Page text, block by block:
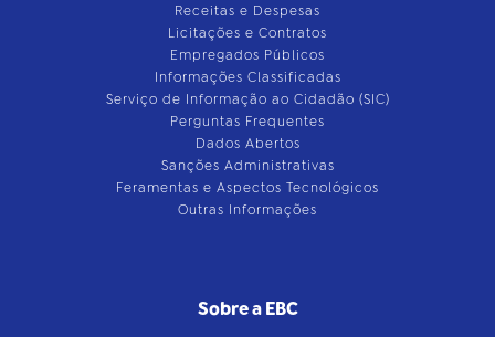
Receitas e Despesas
Licitações e Contratos
Empregados Públicos
Informações Classificadas
Serviço de Informação ao Cidadão (SIC)
Perguntas Frequentes
Dados Abertos
Sanções Administrativas
Feramentas e Aspectos Tecnológicos
Outras Informações
Sobre a EBC